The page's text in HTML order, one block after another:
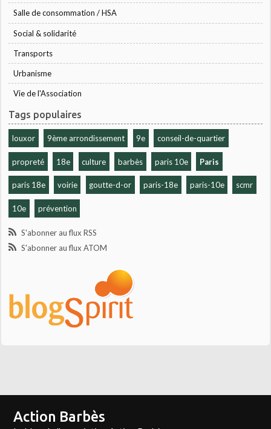
Salle de consommation / HSA
Social & solidarité
Transports
Urbanisme
Vie de l'Association
Tags populaires
louxor 9ème arrondissement 9e conseil-de-quartier
propreté 18e culture barbès paris 10e Paris
paris 18e voirie goutte-d-or paris-18e paris-10e scmr
10e prévention
S'abonner au flux RSS
S'abonner au flux ATOM
Action Barbès